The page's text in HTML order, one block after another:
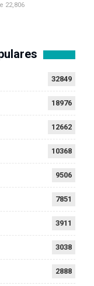
22,806
32849
18976
12662
10368
9506
7851
3911
3038
2888